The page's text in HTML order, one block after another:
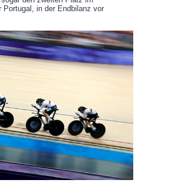
Portugal, in der Endbilanz vor